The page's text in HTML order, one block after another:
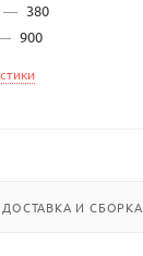
— 380
900
ДОСТАВКА И СБОРКА